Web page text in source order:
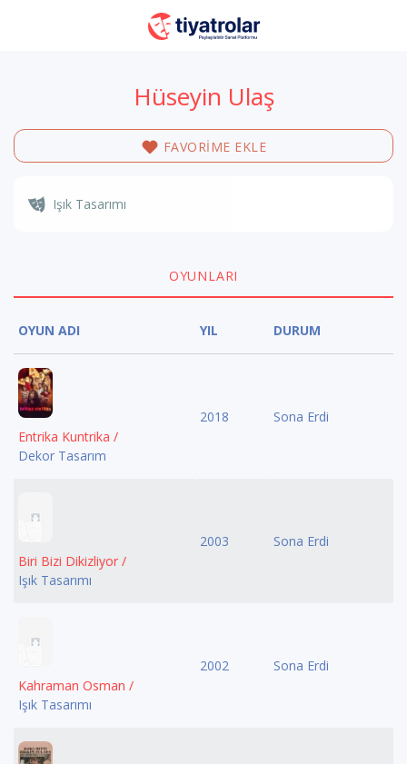
Hüseyin Ulaş
FAVORİME EKLE
Işık Tasarımı
OYUNLARI
OYUN ADI YIL DURUM
Entrika Kuntrika /
Dekor Tasarım
2018 Sona Erdi
Biri Bizi Dikizliyor /
Işık Tasarımı
2003 Sona Erdi
Kahraman Osman /
Işık Tasarımı
2002 Sona Erdi